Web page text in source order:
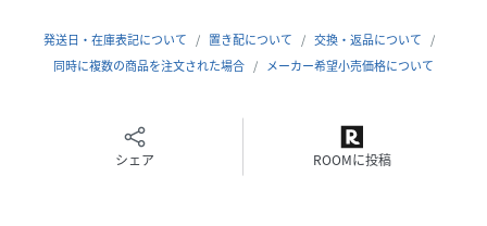
ョップ
ー#ブラック#きれいめカジュアル#大人カジュアル#カジュア
ルコーデ#デイリーコーデ#春コーデ#夏コーデ
発送日・在庫表記について 置き配について
交換・返品について
同時に複数の商品を注文された場合
メーカー希望小売価格について
シェア ROOMに投稿